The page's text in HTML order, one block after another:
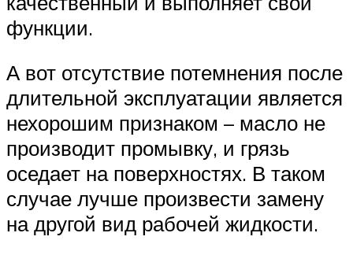
функции.
А вот отсутствие потемнения после
длительной эксплуатации является
нехорошим признаком – масло не
производит промывку, и грязь
оседает на поверхностях. В таком
случае лучше произвести замену
на другой вид рабочей жидкости.